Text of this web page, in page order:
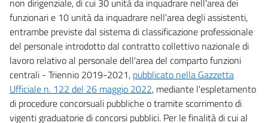
funzionari e 10 unità da inquadrare nell'area degli assistenti,
entrambe previste dal sistema di classificazione professionale
del personale introdotto dal contratto collettivo nazionale di
lavoro relativo al personale dell'area del comparto funzioni
centrali - Triennio 2019-2021, pubblicato nella Gazzetta
Ufficiale n. 122 del 26 maggio 2022, mediante l'espletamento
di procedure concorsuali pubbliche o tramite scorrimento di
vigenti graduatorie di concorsi pubblici. Per le finalità di cui al